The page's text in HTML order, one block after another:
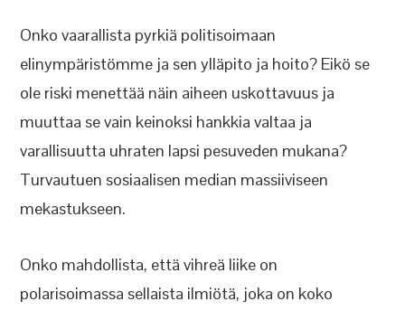
Onko vaarallista pyrkiä politisoimaan
elinympäristömme ja sen ylläpito ja hoito? Eikö se
ole riski menettää näin aiheen uskottavuus ja
muuttaa se vain keinoksi hankkia valtaa ja
varallisuutta uhraten lapsi pesuveden mukana?
Turvautuen sosiaalisen median massiiviseen
mekastukseen.
Onko mahdollista, että vihreä liike on
polarisoimassa sellaista ilmiötä, joka on koko